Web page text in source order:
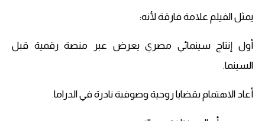
يمثل الفيلم علامة فارقة لأنه:
أول إنتاج سينمائي مصري يعرض عبر منصة رقمية قبل
السينما.
أعاد الاهتمام بقضايا روحية وصوفية نادرة في الدراما.